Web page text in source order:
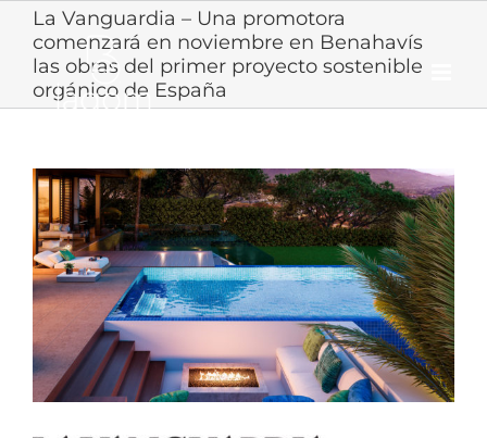
content
La Vanguardia – Una promotora
comenzará en noviembre en Benahavís
las obras del primer proyecto sostenible
orgánico de España
View
Larger
Image